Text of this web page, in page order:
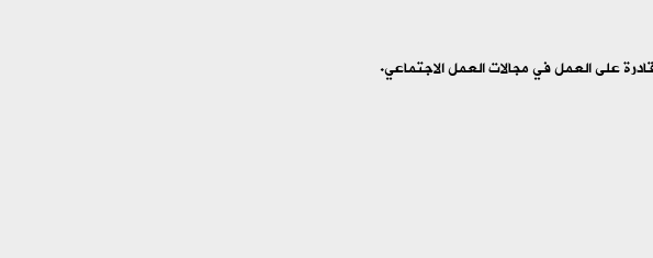
على العمل في مجالات العمل الاجتماعي.